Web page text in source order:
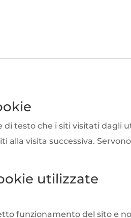
di testo che i siti visitati dagli
alla visita successiva.
utilizzate
funzionamento del sito e